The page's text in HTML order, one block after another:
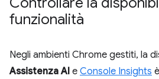
funzionalità
Negli ambienti Chrome gestiti, la
Assistenza AI e Console Insights